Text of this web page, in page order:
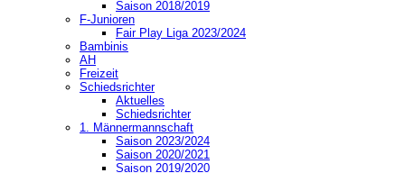
Saison 2018/2019
F-Junioren
Fair Play Liga 2023/2024
Bambinis
AH
Freizeit
Schiedsrichter
Aktuelles
Schiedsrichter
1. Männermannschaft
Saison 2023/2024
Saison 2020/2021
Saison 2019/2020